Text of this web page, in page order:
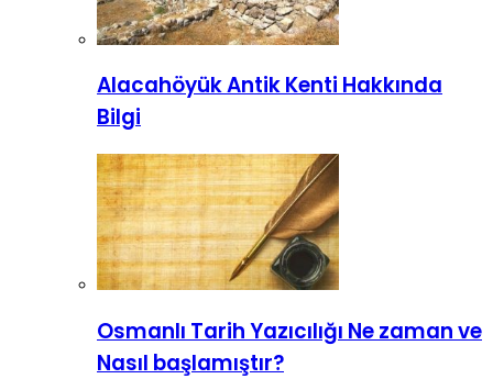
Alacahöyük Antik Kenti Hakkında
Bilgi
Osmanlı Tarih Yazıcılığı Ne zaman ve
Nasıl başlamıştır?